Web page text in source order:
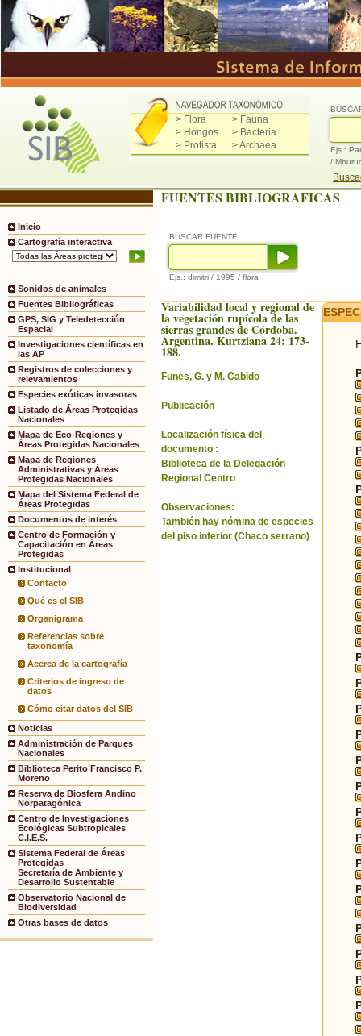
> Flora
> Fauna
> Hongos
> Bacteria
> Protista
> Archaea
Ejs.:
/
Inicio
Cartografía interactiva
Sonidos de animales
Fuentes Bibliográficas
GPS, SIG y Teledetección
Espacial
Investigaciones científicas en
las AP
Registros de colecciones y
relevamientos
Especies exóticas invasoras
Listado de Áreas Protegidas
Nacionales
Mapa de Eco-Regiones y
Áreas Protegidas Nacionales
Mapa de Regiones
Administrativas y Áreas
Protegidas Nacionales
Mapa del Sistema Federal de
Áreas Protegidas
Documentos de interés
Centro de Formación y
Capacitación en Áreas
Protegidas
Institucional
Contacto
Qué es el SIB
Organigrama
Referencias sobre
taxonomía
Acerca de la cartografía
Criterios de ingreso de
datos
Cómo citar datos del SIB
Noticias
Administración de Parques
Nacionales
Biblioteca Perito Francisco P.
Moreno
Reserva de Biosfera Andino
Norpatagónica
Centro de Investigaciones
Ecológicas Subtropicales
C.I.E.S.
Sistema Federal de Áreas
Protegidas
Secretaría de Ambiente y
Desarrollo Sustentable
Observatorio Nacional de
Biodiversidad
Otras bases de datos
FUENTES BIBLIOGRAFICAS
BUSCAR FUENTE
Ejs.: dimitri / 1995 / flora
Variabilidad local y regional de
la vegetación rupícola de las
sierras grandes de Córdoba.
Argentina. Kurtziana 24: 173-
188.
Funes, G. y M. Cabido
Publicación
Localización física del
documento :
Biblioteca de la Delegación
Regional Centro
Observaciones:
También hay nómina de especies
del piso inferior (Chaco serrano)